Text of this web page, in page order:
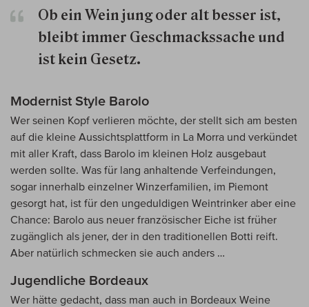
Ob ein Wein jung oder alt besser ist,
bleibt immer Geschmackssache und
ist kein Gesetz.
Modernist Style Barolo
Wer seinen Kopf verlieren möchte, der stellt sich am besten
auf die kleine Aussichtsplattform in La Morra und verkündet
mit aller Kraft, dass Barolo im kleinen Holz ausgebaut
werden sollte. Was für lang anhaltende Verfeindungen,
sogar innerhalb einzelner Winzerfamilien, im Piemont
gesorgt hat, ist für den ungeduldigen Weintrinker aber eine
Chance: Barolo aus neuer französischer Eiche ist früher
zugänglich als jener, der in den traditionellen Botti reift.
Aber natürlich schmecken sie auch anders …
Jugendliche Bordeaux
Wer hätte gedacht, dass man auch in Bordeaux Weine